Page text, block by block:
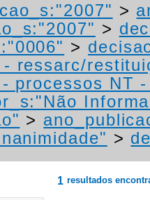
>
>
>
- ressarc/
processos NT
>
>
1 resultados